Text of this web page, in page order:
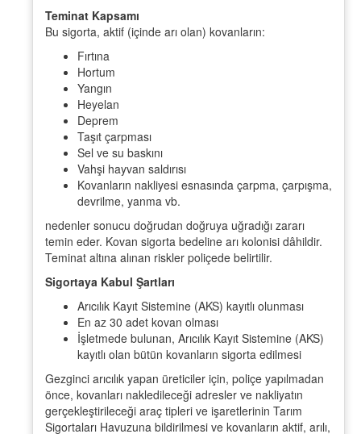
Teminat Kapsamı
Bu sigorta, aktif (içinde arı olan) kovanların:
Fırtına
Hortum
Yangın
Heyelan
Deprem
Taşıt çarpması
Sel ve su baskını
Vahşi hayvan saldırısı
Kovanların nakliyesi esnasında çarpma, çarpışma,
devrilme, yanma vb.
nedenler sonucu doğrudan doğruya uğradığı zararı
temin eder. Kovan sigorta bedeline arı kolonisi dâhildir.
Teminat altına alınan riskler poliçede belirtilir.
Sigortaya Kabul Şartları
Arıcılık Kayıt Sistemine (AKS) kayıtlı olunması
En az 30 adet kovan olması
İşletmede bulunan, Arıcılık Kayıt Sistemine (AKS)
kayıtlı olan bütün kovanların sigorta edilmesi
Gezginci arıcılık yapan üreticiler için, poliçe yapılmadan
önce, kovanları nakledileceği adresler ve nakliyatın
gerçekleştirileceği araç tipleri ve işaretlerinin Tarım
Sigortaları Havuzuna bildirilmesi ve kovanların aktif, arılı,